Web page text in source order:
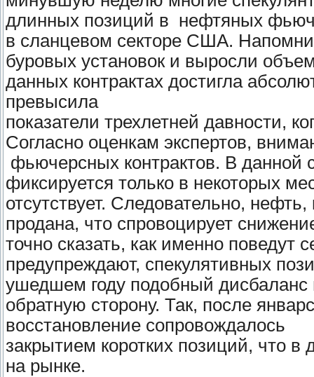
длинных позиций в нефтяных
в сланцевом секторе США.
буровых установок и выросли
данных контрактах достигла
превысила
показатели трехлетней давности,
Согласно оценкам экспертов,
фьючерсных контрактов. В данной
фиксируется только в некоторых
отсутствует. Следовательно,
продана, что спровоцирует
точно сказать, как именно поведут
предупреждают, спекулятивных
ушедшем году подобный дисбаланс
обратную сторону. Так, после
восстановление сопровождалось
закрытием коротких позиций, что
на рынке.